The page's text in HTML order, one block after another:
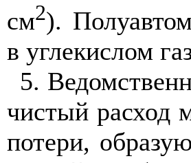
см2).
в углекислом
5.
чистый расход
потери,